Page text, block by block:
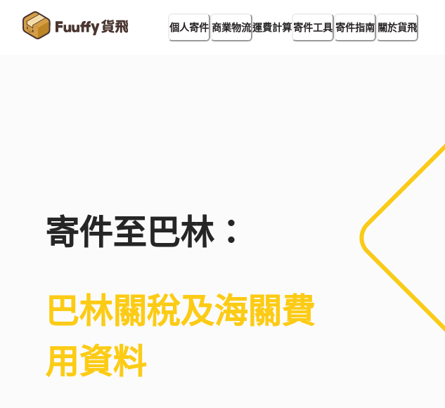
個人寄件 商業物流運費計算寄件工具 寄件指南 關於貨飛
寄件至巴林：
巴林關稅及海關費
用資料